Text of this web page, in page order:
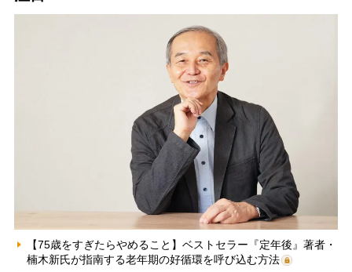
【75歳をすぎたらやめること】ベストセラー『定年後』著者・
楠木新氏が指南する老年期の好循環を呼び込む方法